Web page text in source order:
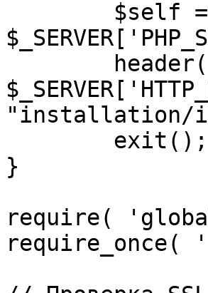
"installation/
}
require(